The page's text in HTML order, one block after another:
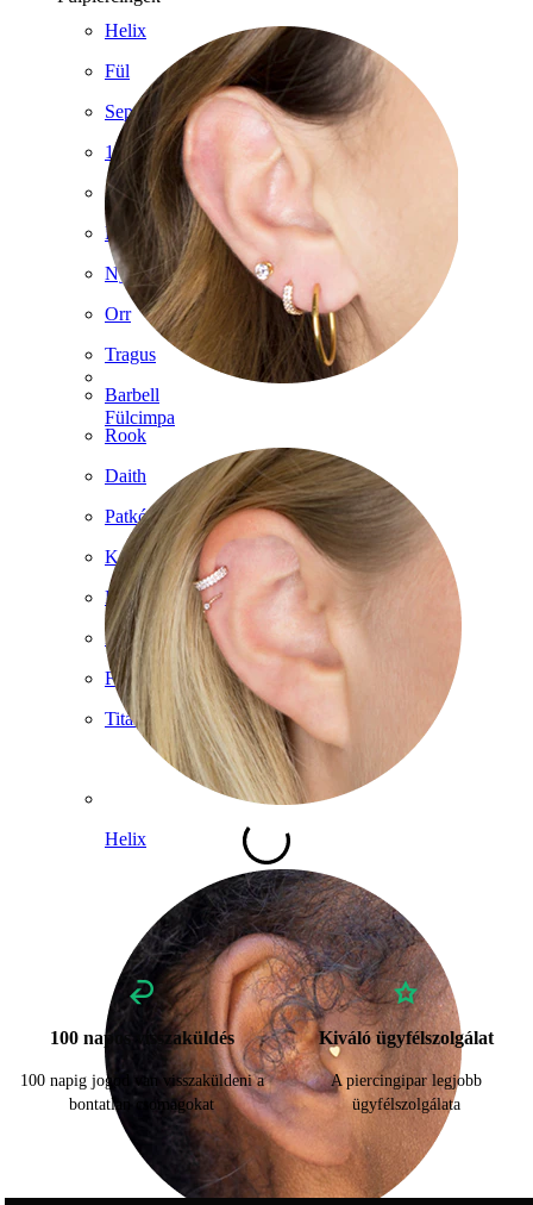
Fülcimpa
Helix
Helix
Fül
Septum
14k Arany
Álékszerek
Labret
Nyelv
Orr
Tragus
Barbell
Rook
Daith
Patkó
Karika
Eszközök
Banán
Fülcimpa
Titán
100 napos visszaküldés
100 napig jogod van visszaküldeni a
bontatlan csomagokat
Kiváló ügyfélszolgálat
A piercingipar legjobb
ügyfélszolgálata